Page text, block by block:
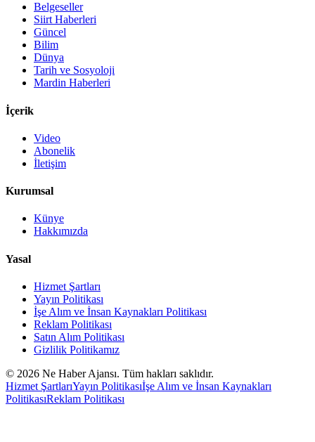
Belgeseller
Siirt Haberleri
Güncel
Bilim
Dünya
Tarih ve Sosyoloji
Mardin Haberleri
İçerik
Video
Abonelik
İletişim
Kurumsal
Künye
Hakkımızda
Yasal
Hizmet Şartları
Yayın Politikası
İşe Alım ve İnsan Kaynakları Politikası
Reklam Politikası
Satın Alım Politikası
Gizlilik Politikamız
© 2026 Ne Haber Ajansı. Tüm hakları saklıdır.
Hizmet ŞartlarıYayın Politikasıİşe Alım ve İnsan Kaynakları
PolitikasıReklam Politikası